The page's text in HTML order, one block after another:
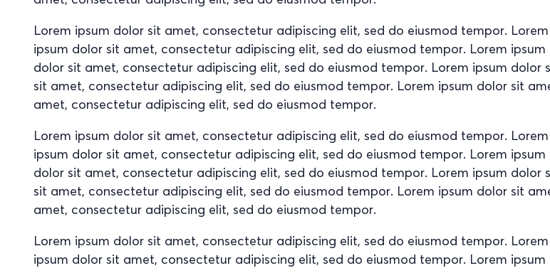
Lorem ipsum dolor sit amet, consectetur adipiscing elit, sed do eiusmod tempor.
ipsum dolor sit amet, consectetur adipiscing elit, sed do eiusmod tempor. Lorem
dolor sit amet, consectetur adipiscing elit, sed do eiusmod tempor. Lorem ipsum
sit amet, consectetur adipiscing elit, sed do eiusmod tempor. Lorem ipsum dolor sit
amet, consectetur adipiscing elit, sed do eiusmod tempor.
Lorem ipsum dolor sit amet, consectetur adipiscing elit, sed do eiusmod tempor.
ipsum dolor sit amet, consectetur adipiscing elit, sed do eiusmod tempor. Lorem
dolor sit amet, consectetur adipiscing elit, sed do eiusmod tempor. Lorem ipsum
sit amet, consectetur adipiscing elit, sed do eiusmod tempor. Lorem ipsum dolor sit
amet, consectetur adipiscing elit, sed do eiusmod tempor.
Lorem ipsum dolor sit amet, consectetur adipiscing elit, sed do eiusmod tempor.
ipsum dolor sit amet, consectetur adipiscing elit, sed do eiusmod tempor. Lorem